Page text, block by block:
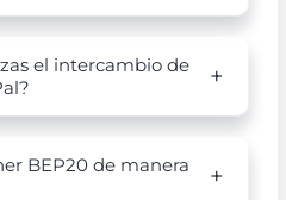
el intercambio de
BEP20 de manera